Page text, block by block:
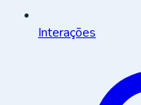
Interações